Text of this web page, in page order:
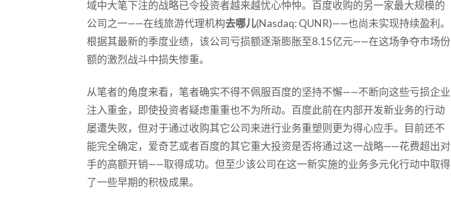
域中大笔下注的战略已令投资者越来越忧心忡忡。百度收购的另一家最大规模的
公司之一——在线旅游代理机构去哪儿(Nasdaq: QUNR)——也尚未实现持续盈利。
根据其最新的季度业绩，该公司亏损额逐渐膨胀至8.15亿元——在这场争夺市场份
额的激烈战斗中损失惨重。
从笔者的角度来看，笔者确实不得不佩服百度的坚持不懈——不断向这些亏损企业
注入重金，即使投资者疑虑重重也不为所动。百度此前在内部开发新业务的行动
屡遭失败，但对于通过收购其它公司来进行业务重塑则更为得心应手。目前还不
能完全确定，爱奇艺或者百度的其它重大投资是否将通过这一战略——花费超出对
手的高额开销——取得成功。但至少该公司在这一新实施的业务多元化行动中取得
了一些早期的积极成果。